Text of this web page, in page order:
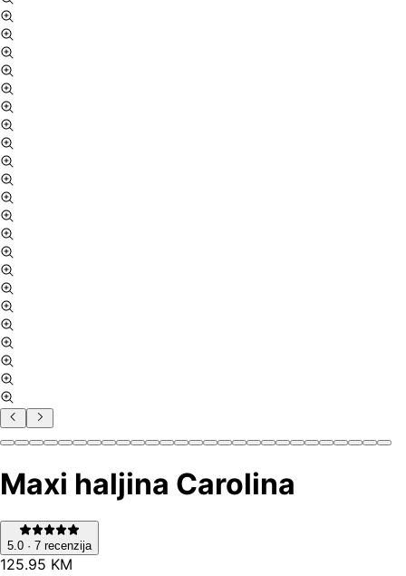
Maxi haljina Carolina
5.0 · 7 recenzija
125.95 KM